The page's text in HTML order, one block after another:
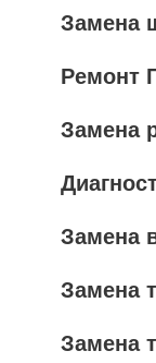
Замена
Ремонт
Замена
Замена
Замена
Замена